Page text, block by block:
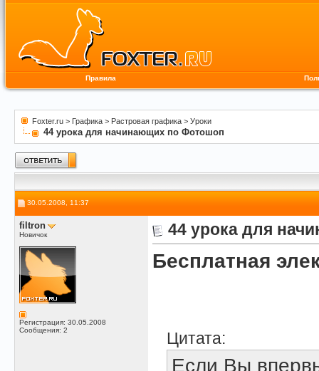
Правила
Foxter.ru > Графика > Растровая графика > Уроки
44 урока для начинающих по Фотошоп
30.05.2008, 11:37
filtron
Новичок
Регистрация: 30.05.2008
Сообщения: 2
44 урока для
Бесплатная
Цитата:
Если Вы